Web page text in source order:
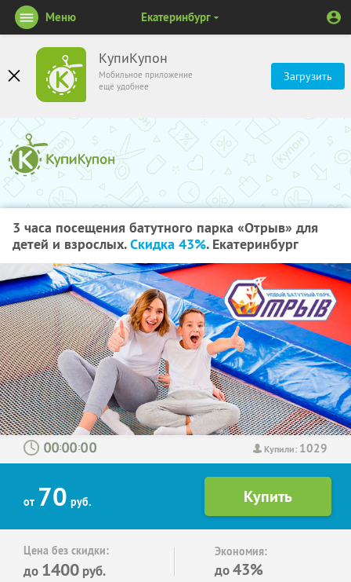
КупиКупон
Мобильное приложение
ещё удобнее
Загрузить
Меню Екатеринбург
3 часа посещения батутного парка «Отрыв» для
детей и взрослых.Скидка 43%. Екатеринбург
Купили: 1029
: :
от 70 руб.
Цена без скидки:
до 1400 руб.
Экономия:
до43%